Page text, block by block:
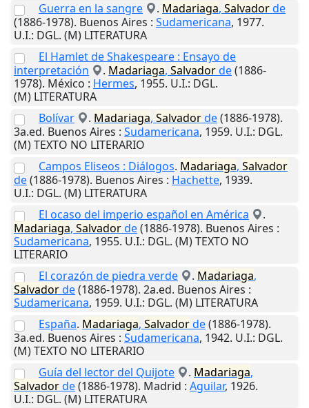
Guerra en la sangre
. Madariaga, Salvadorde
(1886-1978). Buenos Aires : Sudamericana, 1977.
U.I.: DGL. (M) LITERATURA
El Hamlet de Shakespeare : Ensayo de
interpretación
. Madariaga, Salvadorde(1886-
1978). México : Hermes, 1955. U.I.: DGL.
(M) LITERATURA
Bolívar
. Madariaga, Salvadorde(1886-1978).
3a.ed. Buenos Aires : Sudamericana, 1959. U.I.: DGL.
(M) TEXTO NO LITERARIO
Campos Eliseos : Diálogos. Madariaga, Salvador
de(1886-1978). Buenos Aires : Hachette, 1939.
U.I.: DGL. (M) LITERATURA
El ocaso del imperio español en América
.
Madariaga, Salvadorde(1886-1978). Buenos Aires :
Sudamericana, 1955. U.I.: DGL. (M) TEXTO NO
LITERARIO
El corazón de piedra verde
. Madariaga,
Salvadorde(1886-1978). 2a.ed. Buenos Aires :
Sudamericana, 1959. U.I.: DGL. (M) LITERATURA
España. Madariaga, Salvadorde(1886-1978).
3a.ed. Buenos Aires : Sudamericana, 1942. U.I.: DGL.
(M) TEXTO NO LITERARIO
Guía del lector del Quijote
. Madariaga,
Salvadorde(1886-1978). Madrid : Aguilar, 1926.
U.I.: DGL. (M) LITERATURA